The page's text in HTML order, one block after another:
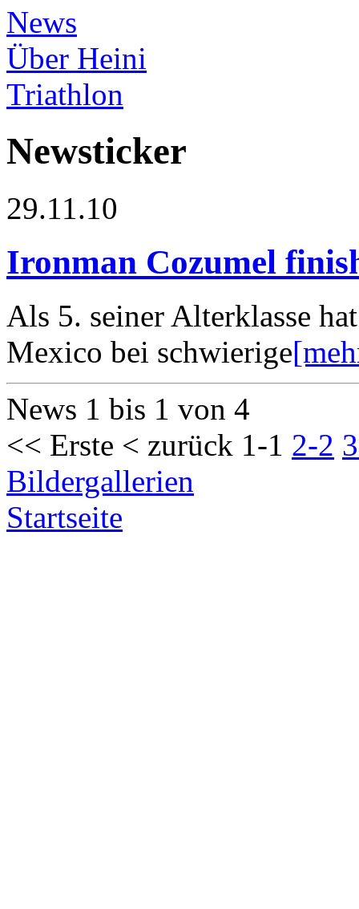
News
Über Heini
Triathlon
Newsticker
29.11.10
Ironman Cozumel
Als 5. seiner Alterklasse
Mexico bei schwierige
News 1 bis 1 von 4
<< Erste < zurück 1-1 2-2
Bildergallerien
Startseite